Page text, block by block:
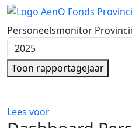
Ga direct naar de inhoud
Personeelsmonitor
Kies rapportagejaar
Toon rapportagejaar
Lees voor